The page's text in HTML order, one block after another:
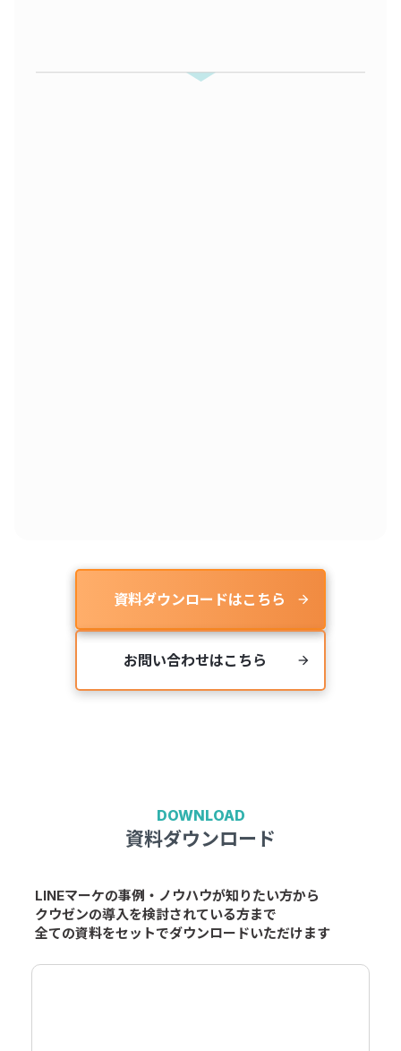
資料ダウンロードはこちら arrow_forward
お問い合わせはこちら arrow_forward
DOWNLOAD
資料ダウンロード
LINEマーケの事例・ノウハウが知りたい方から
クウゼンの導入を検討されている方まで
全ての資料をセットでダウンロードいただけます